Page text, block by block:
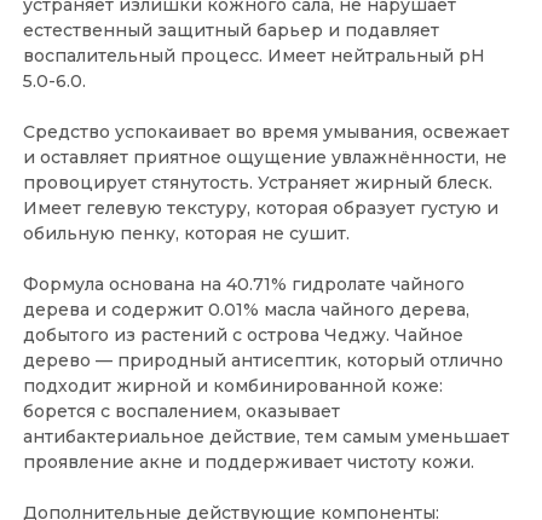
устраняет излишки кожного сала, не нарушает
естественный защитный барьер и подавляет
воспалительный процесс. Имеет нейтральный pH
5.0-6.0.
Средство успокаивает во время умывания, освежает
и оставляет приятное ощущение увлажнённости, не
провоцирует стянутость. Устраняет жирный блеск.
Имеет гелевую текстуру, которая образует густую и
обильную пенку, которая не сушит.
Формула основана на 40.71% гидролате чайного
дерева и содержит 0.01% масла чайного дерева,
добытого из растений с острова Чеджу. Чайное
дерево — природный антисептик, который отлично
подходит жирной и комбинированной коже:
борется с воспалением, оказывает
антибактериальное действие, тем самым уменьшает
проявление акне и поддерживает чистоту кожи.
Дополнительные действующие компоненты: